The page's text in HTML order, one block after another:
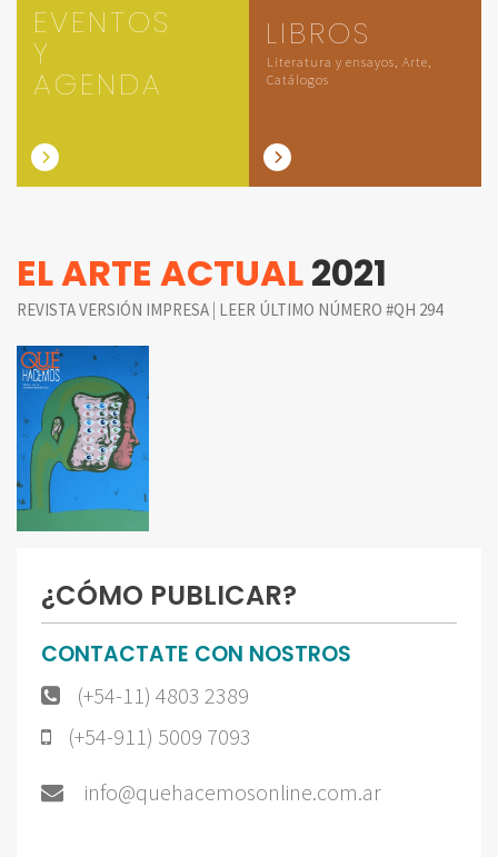
EVENTOS
Y
AGENDA
LIBROS
Literatura y ensayos, Arte,
Catálogos
EL ARTE ACTUAL2021
REVISTA VERSIÓN IMPRESA | LEER ÚLTIMO NÚMERO #QH 294
¿CÓMO PUBLICAR?
CONTACTATE CON NOSTROS
(+54-11) 4803 2389
(+54-911) 5009 7093
info@quehacemosonline.com.ar